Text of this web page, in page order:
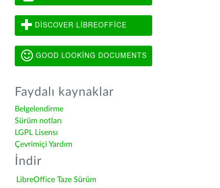
DISCOVER LIBREOFFICE
GOOD LOOKING DOCUMENTS
Faydalı kaynaklar
Belgelendirme
Sürüm notları
LGPL Lisensı
Çevrimiçi Yardım
İndir
LibreOffice Taze Sürüm